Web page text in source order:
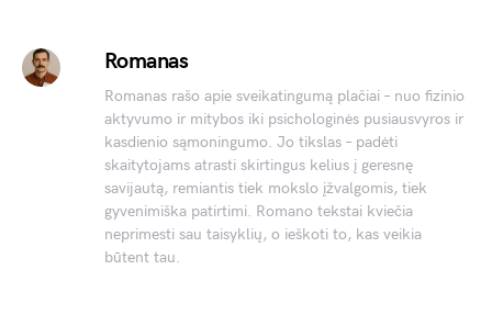
Romanas
Romanas rašo apie sveikatingumą plačiai – nuo fizinio
aktyvumo ir mitybos iki psichologinės pusiausvyros ir
kasdienio sąmoningumo. Jo tikslas – padėti
skaitytojams atrasti skirtingus kelius į geresnę
savijautą, remiantis tiek mokslo įžvalgomis, tiek
gyvenimiška patirtimi. Romano tekstai kviečia
neprimesti sau taisyklių, o ieškoti to, kas veikia
būtent tau.